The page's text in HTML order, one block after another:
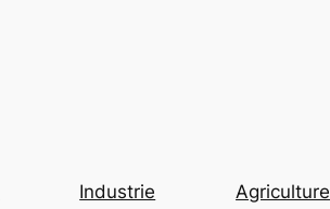
Industrie Agriculture